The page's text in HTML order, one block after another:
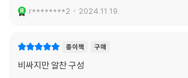
r********2 2024.11.19.
종이책 구매
비싸지만 알찬 구성